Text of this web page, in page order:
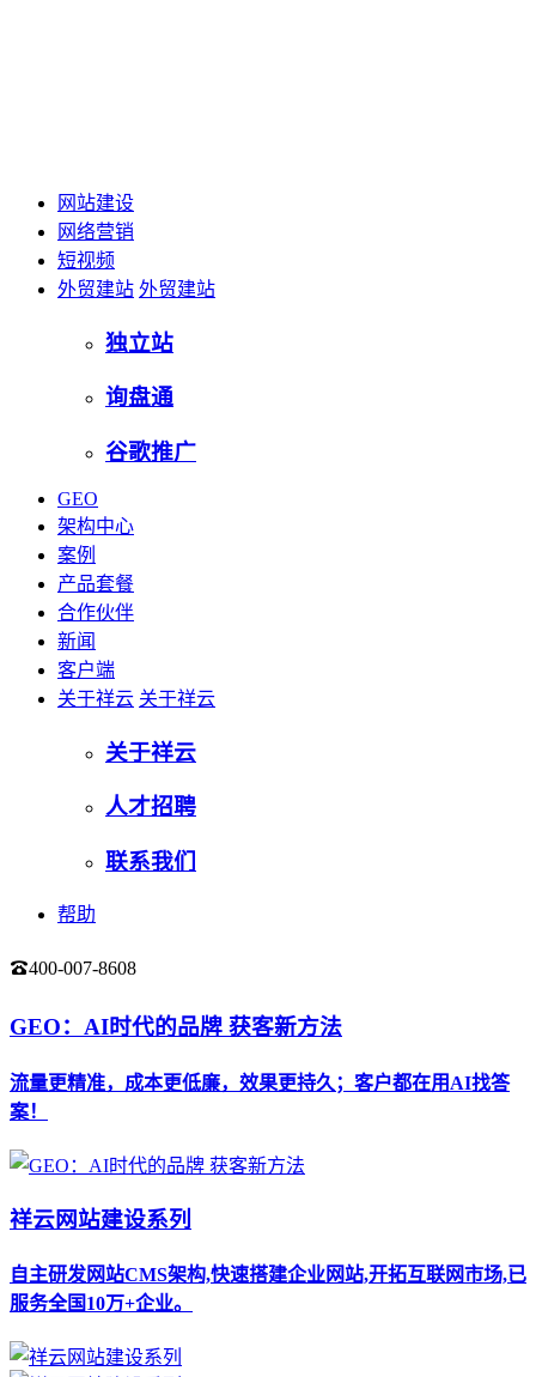
网站建设
网络营销
短视频
外贸建站 外贸建站
独立站
询盘通
谷歌推广
GEO
架构中心
案例
产品套餐
合作伙伴
新闻
客户端
关于祥云 关于祥云
关于祥云
人才招聘
联系我们
帮助
400-007-8608
GEO：AI时代的品牌 获客新方法
流量更精准，成本更低廉，效果更持久；客户都在用AI找答
案！
祥云网站建设系列
自主研发网站CMS架构,快速搭建企业网站,开拓互联网市场,已
服务全国10万+企业。